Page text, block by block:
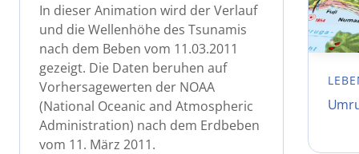
In dieser Animation wird der Verlauf
und die Wellenhöhe des Tsunamis
nach dem Beben vom 11.03.2011
gezeigt. Die Daten beruhen auf
Vorhersagewerten der NOAA
(National Oceanic and Atmospheric
Administration) nach dem Erdbeben
vom 11. März 2011.